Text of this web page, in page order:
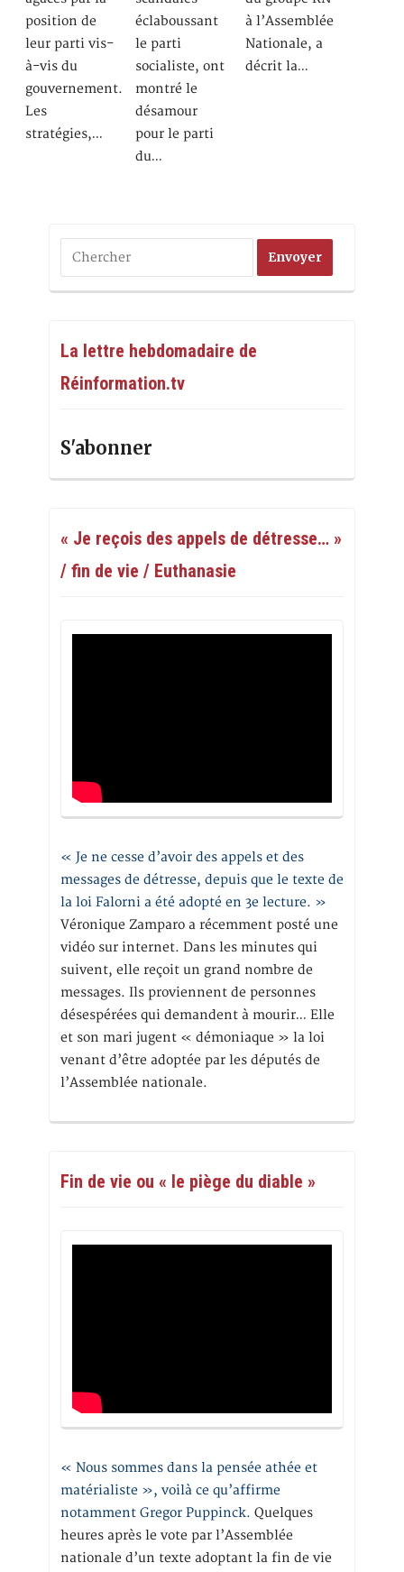
position de
leur parti vis-
à-vis du
gouvernement.
Les
stratégies,…
éclaboussant
le parti
socialiste, ont
montré le
désamour
pour le parti
du…
à l’Assemblée
Nationale, a
décrit la…
La lettre hebdomadaire de
Réinformation.tv
S'abonner
« Je reçois des appels de détresse… »
/ fin de vie / Euthanasie
« Je ne cesse d’avoir des appels et des
messages de détresse, depuis que le texte de
la loi Falorni a été adopté en 3e lecture. »
Véronique Zamparo a récemment posté une
vidéo sur internet. Dans les minutes qui
suivent, elle reçoit un grand nombre de
messages. Ils proviennent de personnes
désespérées qui demandent à mourir… Elle
et son mari jugent « démoniaque » la loi
venant d’être adoptée par les députés de
l’Assemblée nationale.
Fin de vie ou « le piège du diable »
« Nous sommes dans la pensée athée et
matérialiste », voilà ce qu’affirme
notamment Gregor Puppinck. Quelques
heures après le vote par l’Assemblée
nationale d’un texte adoptant la fin de vie